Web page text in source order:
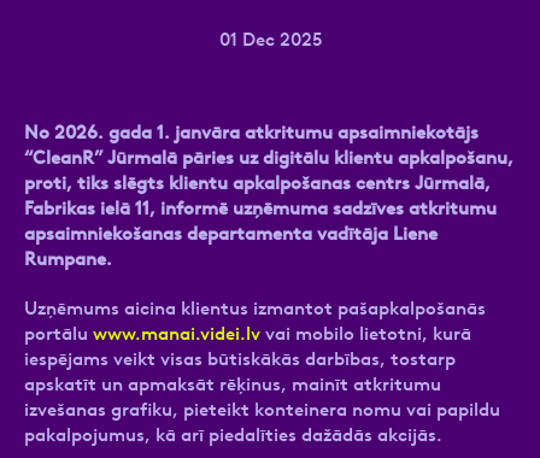
01 Dec 2025
No 2026. gada 1. janvāra atkritumu apsaimniekotājs
“CleanR” Jūrmalā pāries uz digitālu klientu apkalpošanu,
proti, tiks slēgts klientu apkalpošanas centrs Jūrmalā,
Fabrikas ielā 11, informē uzņēmuma sadzīves atkritumu
apsaimniekošanas departamenta vadītāja Liene
Rumpane.
Uzņēmums aicina klientus izmantot pašapkalpošanās
portālu www.manai.videi.lv vai mobilo lietotni, kurā
iespējams veikt visas būtiskākās darbības, tostarp
apskatīt un apmaksāt rēķinus, mainīt atkritumu
izvešanas grafiku, pieteikt konteinera nomu vai papildu
pakalpojumus, kā arī piedalīties dažādās akcijās.
Ziņa
Atzīmējiet, ka piekrītat personas datu
apstrādei.Vairāk